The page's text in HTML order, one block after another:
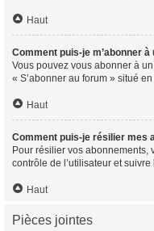
Haut
Comment puis-je m’abonner
Vous pouvez vous abonner à
« S’abonner au forum » situé
Haut
Comment puis-je résilier mes
Pour résilier vos abonnements,
contrôle de l’utilisateur et
Haut
Pièces jointes